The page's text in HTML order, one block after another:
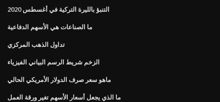
التنبؤ بالليرة التركية في أغسطس 2020
ما الصناعات هي الأسهم الدفاعية
تداول الذهب المركزي
الزخم شريط الرسم البياني الفيزياء
ماهو سعر صرف الدولار الأمريكي الحالي
ما الذي يجعل أسعار الأسهم تغير ورقة العمل